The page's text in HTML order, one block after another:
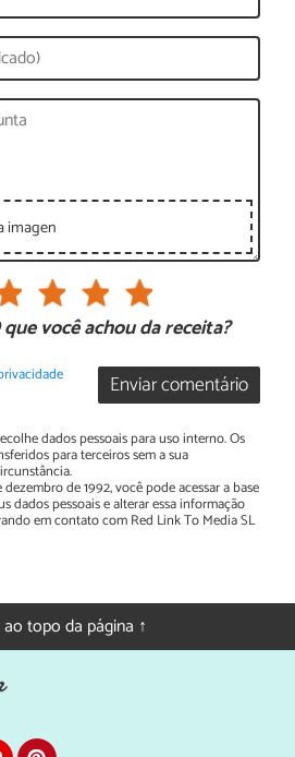
imagen
que você achou da receita?
Enviar comentário
dados pessoais para uso interno. Os
para terceiros sem a sua
de 1992, você pode acessar a base
dados pessoais e alterar essa informação
em contato com Red Link To Media SL
topo da página ↑